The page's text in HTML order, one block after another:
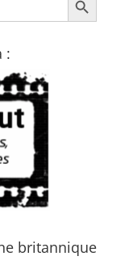
:
britannique